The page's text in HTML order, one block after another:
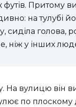
футів. Притому
на тулубі
сиділа голова,
ніж у інших
На вулицю він
по плоскому